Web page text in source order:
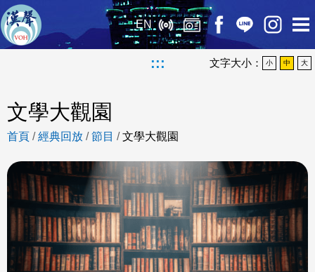
EN
::: 文字大小： 小 中 大
文學大觀園
首頁 /經典回放 /節目 /文學大觀園